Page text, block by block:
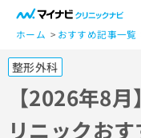
ホーム おすすめ記事一覧
整形外科
【2026年8
リニックお
一
般
ー
ザ
ー
の